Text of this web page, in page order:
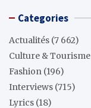
Categories
Actualités (7 662)
Culture & Tourisme
Fashion (196)
Interviews (715)
Lyrics (18)